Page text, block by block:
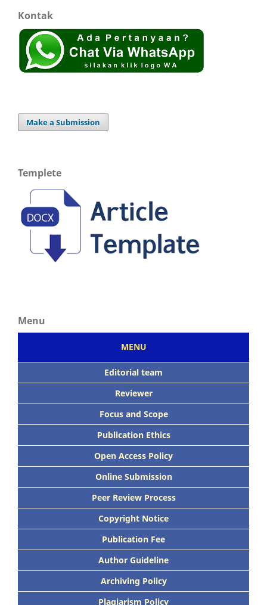
Kontak
Make a Submission
Templete
Menu
MENU
Editorial team
Reviewer
Focus and Scope
Publication Ethics
Open Access Policy
Online Submission
Peer Review Process
Copyright Notice
Publication Fee
Author Guideline
Archiving Policy
Plagiarism Policy